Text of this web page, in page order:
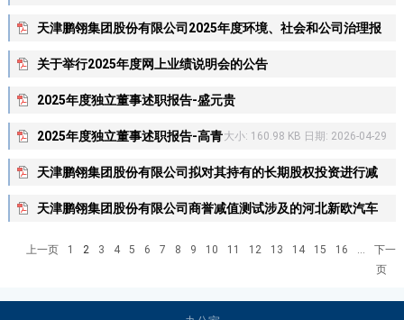
2025年度内部控制评价报告的核查意见
天津鹏翎集团股份有限公司2025年度环境、社会和公司治理报
告
关于举行2025年度网上业绩说明会的公告
大小: 118.77 KB 日期: 2026-04-29
2025年度独立董事述职报告-盛元贵
2025年度独立董事述职报告-高青大小: 160.98 KB 日期: 2026-04-29
天津鹏翎集团股份有限公司拟对其持有的长期股权投资进行减
值测试涉及的河北新欧汽车零部件科技有限公司股东全部权益
大小: 19.83 MB 日期: 2026-04-29
天津鹏翎集团股份有限公司商誉减值测试涉及的河北新欧汽车
上一页 1 2 3 4 5 6 7 8 9 10 11 12 13 14 15 16
下一
页